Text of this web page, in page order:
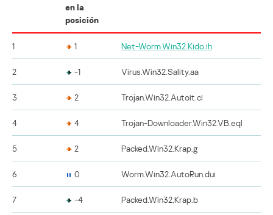
en la
posición
1 1 Net-Worm.Win32.Kido.ih
2 -1 Virus.Win32.Sality.aa
3 2 Trojan.Win32.Autoit.ci
4 4 Trojan-Downloader.Win32.VB.eql
5 2 Packed.Win32.Krap.g
6 0 Worm.Win32.AutoRun.dui
7 -4 Packed.Win32.Krap.b